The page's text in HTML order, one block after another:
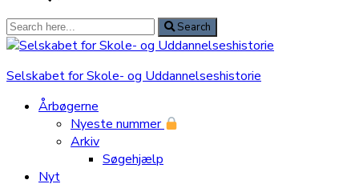
Search
for:
Search
Selskabet for Skole- og Uddannelseshistorie
Årbøgerne
Nyeste nummer
Arkiv
Søgehjælp
Nyt